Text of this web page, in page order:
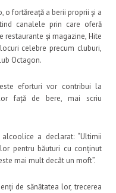
o fortăreață a berii proprii și a
canalele prin care oferă
restaurante și magazine, Hite
celebre precum cluburi,
Octagon.
eforturi vor contribui la
față de bere, mai scriu
a declarat: “Ultimii
pentru băuturi cu conținut
mai mult decât un moft”.
de sănătatea lor, trecerea